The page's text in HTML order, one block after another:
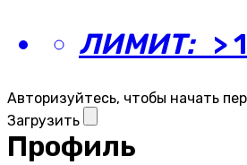
ЛИМИТ:>
Авторизуйтесь, чтобы начать
Загрузить
Профиль